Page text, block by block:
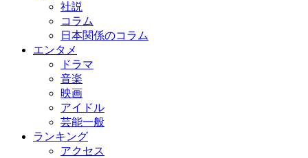
社説
コラム
日本関係のコラム
エンタメ
ドラマ
音楽
映画
アイドル
芸能一般
ランキング
アクセス